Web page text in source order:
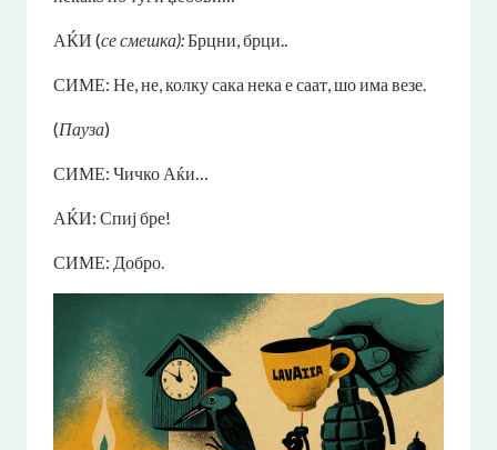
АЌИ (се смешка):Брцни, брци..
СИМЕ: Не, не, колку сака нека е саат, шо има везе.
(Пауза)
СИМЕ: Чичко Аќи…
АЌИ: Спиј бре!
СИМЕ: Добро.